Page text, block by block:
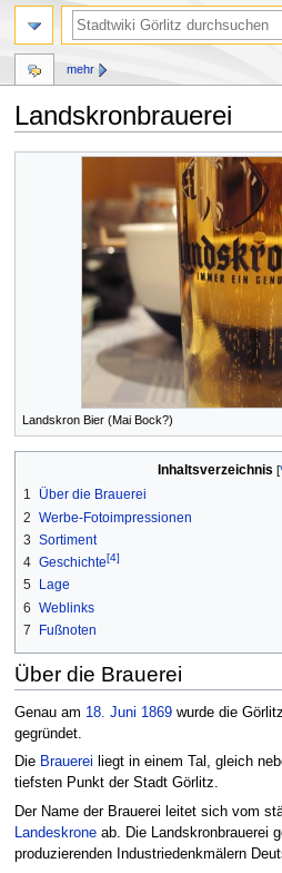
Landskronbrauerei
Landskron Bier (Mai Bock?)
Inhaltsverzeichnis
1
Über die Brauerei
2 Werbe-Fotoimpressionen
3 Sortiment
4 Geschichte[4]
5
Lage
6 Weblinks
7
Fußnoten
Über die Brauerei
Genau am 18. Juni 1869wurde die Görlitz
gegründet.
Die Brauerei liegt in einem Tal, gleich
tiefsten Punkt der Stadt Görlitz.
Der Name der Brauerei leitet sich vom
Landeskroneab. Die Landskronbrauerei
produzierenden Industriedenkmälern
mehr